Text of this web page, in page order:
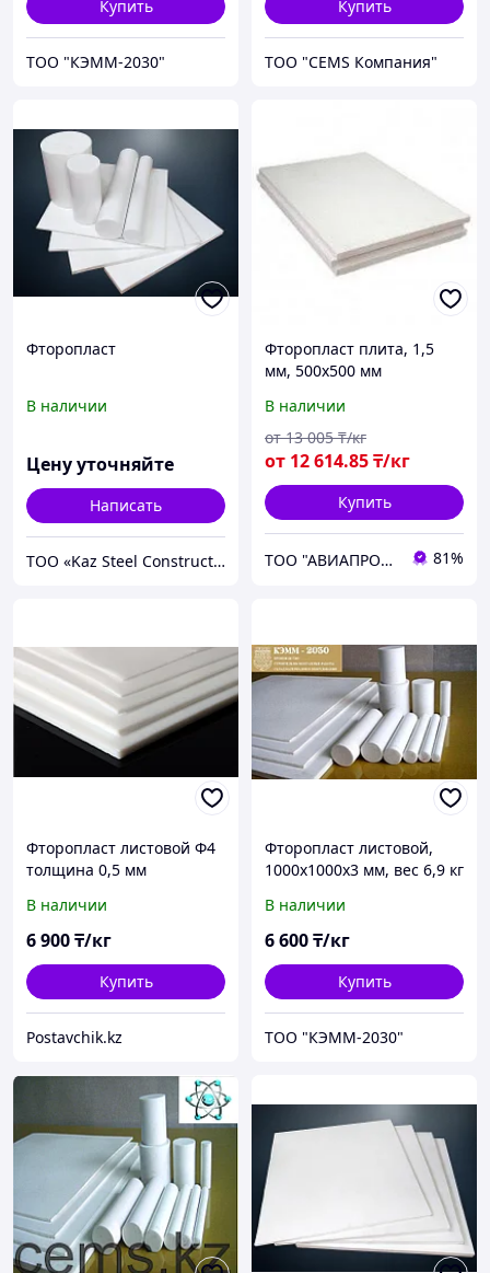
Купить
ТОО "КЭММ-2030"
Купить
ТОО "CEMS Компания"
Фторопласт
В наличии
Цену уточняйте
Написать
ТОО «Kaz Steel Construction»
Фторопласт плита, 1,5
мм, 500х500 мм
В наличии
от 12 614.85₸/кг
от 13 005 ₸/кг
Купить
ТОО "АВИАПРОМСТАЛЬ" 81%
Фторопласт листовой Ф4
толщина 0,5 мм
В наличии
6 900₸/кг
Купить
Postavchik.kz
Фторопласт листовой,
1000х1000х3 мм, вес 6,9 кг
В наличии
6 600₸/кг
Купить
ТОО "КЭММ-2030"